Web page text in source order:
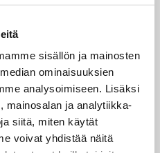
sisällön ja mainosten
ominaisuuksien
analysoimiseen. Lisäksi
mainosalan ja analytiikka-
siitä, miten käytät
voivat yhdistää näitä